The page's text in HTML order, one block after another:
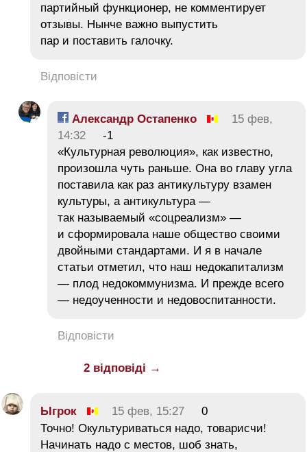
партийный функционер, не комментирует
отзывы. Нынче важно выпустить
пар и поставить галочку.
Відповісти
Александр Остапенко
15 фев,
14:32
-1
«Культурная революция», как известно,
произошла чуть раньше. Она во главу угла
поставила как раз антикультуру взамен
культуры, а антикультура —
так называемый «соцреализм» —
и сформировала наше общество своими
двойными стандартами. И я в начале
статьи отметил, что наш недокапитализм
— плод недокоммунизма. И прежде всего
— недоученности и недовоспитанности.
Відповісти
2 відповіді →
Ыгрок 15 фев, 15:27
0
Точно! Окультуриваться надо, товарисчи!
Начинать надо с местов, шоб знать,